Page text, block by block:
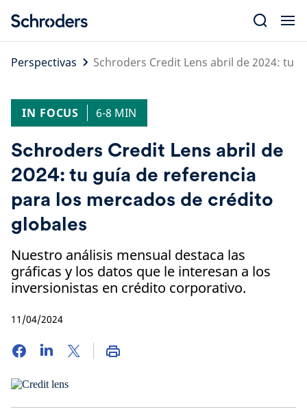
content
Perspectivas
Schroders Credit Lens abril de 2024: tu
IN FOCUS 6-8 MIN
Schroders Credit Lens abril de
2024: tu guía de referencia
para los mercados de crédito
globales
Nuestro análisis mensual destaca las
gráficas y los datos que le interesan a los
inversionistas en crédito corporativo.
11/04/2024